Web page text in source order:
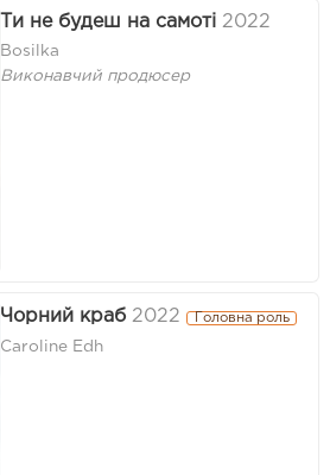
Ти не будеш на самоті 2022
Bosilka
Виконавчий продюсер
Чорний краб 2022 Головна роль
Caroline Edh